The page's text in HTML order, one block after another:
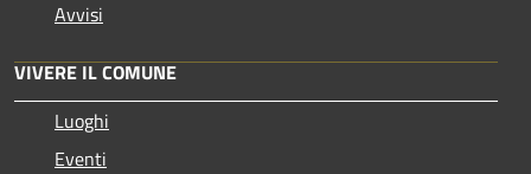
Avvisi
VIVERE IL COMUNE
Luoghi
Eventi